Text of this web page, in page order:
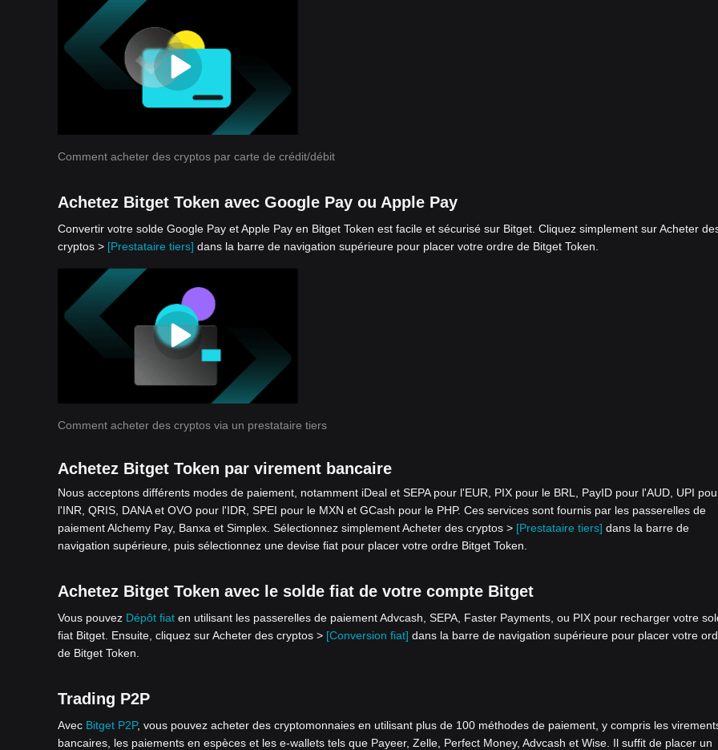
Comment acheter des cryptos par carte de crédit/débit
Achetez Bitget Token avec Google Pay ou Apple Pay
Convertir votre solde Google Pay et Apple Pay en Bitget Token est facile et sécurisé sur Bitget. Cliquez simplement sur Acheter
cryptos > [Prestataire tiers] dans la barre de navigation supérieure pour placer votre ordre de Bitget Token.
Comment acheter des cryptos via un prestataire tiers
Achetez Bitget Token par virement bancaire
Nous acceptons différents modes de paiement, notamment iDeal et SEPA pour l'EUR, PIX pour le BRL, PayID pour l'AUD, UPI
l'INR, QRIS, DANA et OVO pour l'IDR, SPEI pour le MXN et GCash pour le PHP. Ces services sont fournis par les passerelles de
paiement Alchemy Pay, Banxa et Simplex. Sélectionnez simplement Acheter des cryptos > [Prestataire tiers] dans la barre de
navigation supérieure, puis sélectionnez une devise fiat pour placer votre ordre Bitget Token.
Achetez Bitget Token avec le solde fiat de votre compte Bitget
Vous pouvez Dépôt fiat en utilisant les passerelles de paiement Advcash, SEPA, Faster Payments, ou PIX pour recharger votre
fiat Bitget. Ensuite, cliquez sur Acheter des cryptos > [Conversion fiat] dans la barre de navigation supérieure pour placer votre
de Bitget Token.
Trading P2P
Avec Bitget P2P, vous pouvez acheter des cryptomonnaies en utilisant plus de 100 méthodes de paiement, y compris les
bancaires, les paiements en espèces et les e-wallets tels que Payeer, Zelle, Perfect Money, Advcash et Wise. Il suffit de placer un